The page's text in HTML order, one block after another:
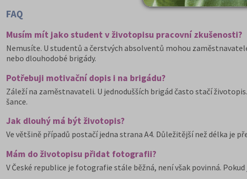
FAQ
Musím mít jako student v životopisu pracovní zkušenosti?
Nemusíte. U studentů a čerstvých absolventů mohou
nebo dlouhodobé brigády.
Potřebuji motivační dopis i na brigádu?
Záleží na zaměstnavateli. U jednodušších brigád často stačí
šance.
Jak dlouhý má být životopis?
Ve většině případů postačí jedna strana A4. Důležitější než délka je
Mám do životopisu přidat fotografii?
V České republice je fotografie stále běžná, není však povinná.